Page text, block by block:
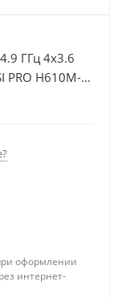
ГГц 4x3.6
PRO H610M-E,
DDR4 8Gb,
оформлении
интернет-